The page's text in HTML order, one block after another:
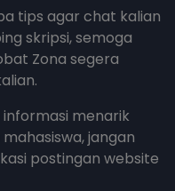
tips agar chat kalian
skripsi, semoga
Zona segera
menarik
jangan
postingan website